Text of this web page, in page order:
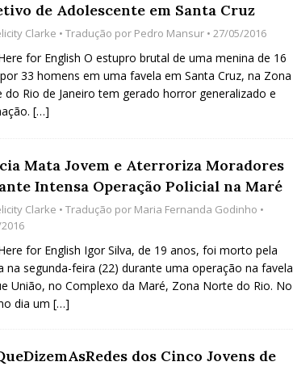
de Adolescente em Santa Cruz
Clarke • Tradução por Pedro Mansur • 27/05/2016
for English O estupro brutal de uma menina de 16
33 homens em uma favela em Santa Cruz, na Zona
do Rio de Janeiro tem gerado horror generalizado e
[…]
Mata Jovem e Aterroriza Moradores
Intensa Operação Policial na Maré
Clarke • Tradução por Maria Fernanda Godinho •
for English Igor Silva, de 19 anos, foi morto pela
na segunda-feira (22) durante uma operação na favela
União, no Complexo da Maré, Zona Norte do Rio. No
dia um […]
dos Cinco Jovens de